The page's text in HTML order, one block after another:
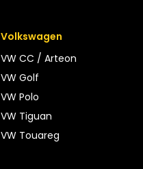
Volkswagen
VW CC / Arteon
VW Golf
VW Polo
VW Tiguan
VW Touareg